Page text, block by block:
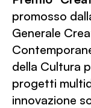
promosso
Generale
della Cultura
progetti
innovazione